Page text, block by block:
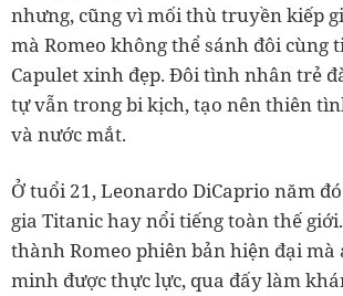
nhưng, cũng vì mối thù truyền kiếp
mà Romeo không thể sánh đôi cùng
Capulet xinh đẹp. Đôi tình nhân trẻ
tự vẫn trong bi kịch, tạo nên thiên
và nước mắt.
Ở tuổi 21, Leonardo DiCaprio năm
gia Titanic hay nổi tiếng toàn thế
thành Romeo phiên bản hiện đại mà
minh được thực lực, qua đấy làm